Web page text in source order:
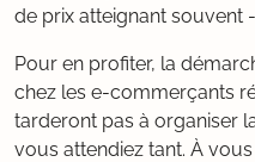
de prix atteignant souvent -
Pour en profiter, la
chez les e-commerçants
tarderont pas à organiser
vous attendiez tant. À